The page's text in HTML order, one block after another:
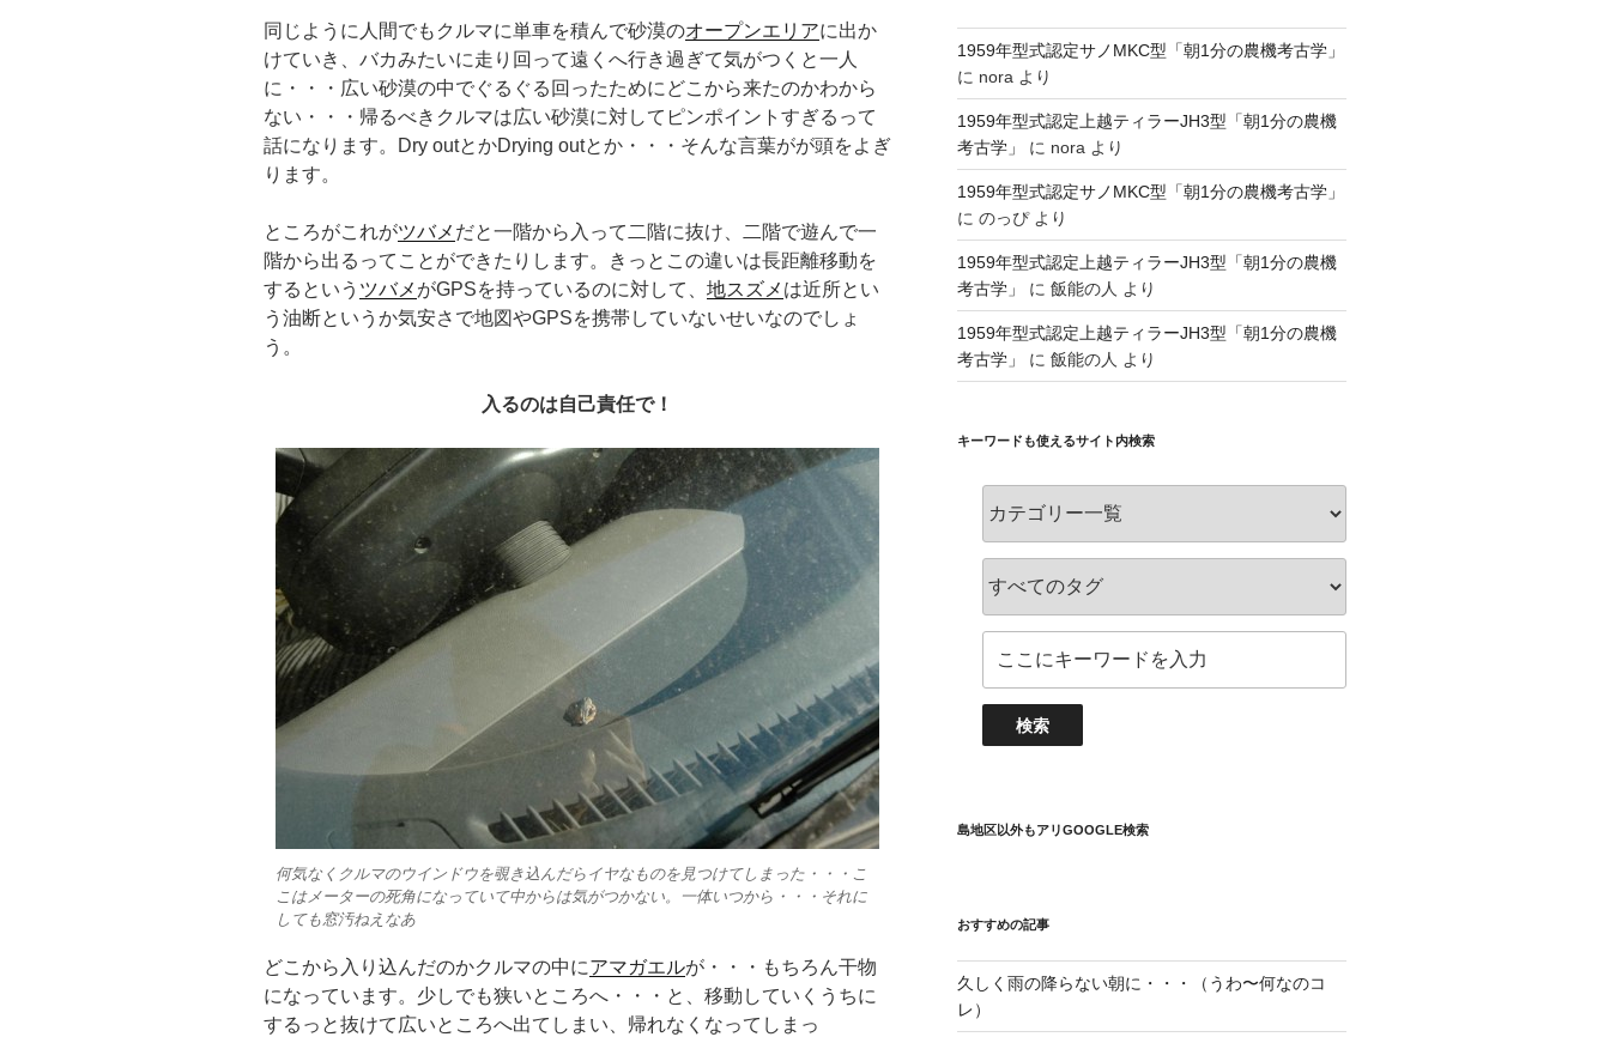
同じように人間でもクルマに単車を積んで砂漠のオープンエリアに出か
けていき、バカみたいに走り回って遠くへ行き過ぎて気がつくと一人
に・・・広い砂漠の中でぐるぐる回ったためにどこから来たのかわから
ない・・・帰るべきクルマは広い砂漠に対してピンポイントすぎるって
話になります。Dry outとかDrying outとか・・・そんな言葉がが頭をよぎ
ります。
ところがこれがツバメ だと一階から入って二階に抜け、二階で遊んで一
階から出るってことができたりします。きっとこの違いは長距離移動を
するという ツバメ がGPSを持っているのに対して、 地スズメ は近所とい
う油断というか気安さで地図やGPSを携帯していないせいなのでしょ
う。
入るのは自己責任で！
何気なくクルマのウインドウを覗き込んだらイヤなものを見つけてしまった・・・こ
こはメーターの死角になっていて中からは気がつかない。一体いつから・・・それに
しても窓汚ねえなあ
どこから入り込んだのかクルマの中にアマガエルが・・・もちろん干物
になっています。少しでも狭いところへ・・・と、移動していくうちに
するっと抜けて広いところへ出てしまい、帰れなくなってしまっ
1959年型式認定サノMKC型「朝1分の農機考古学」
に nora より
1959年型式認定上越ティラーJH3型「朝1分の農機
考古学」
に nora より
1959年型式認定サノMKC型「朝1分の農機考古学」
に のっぴより
1959年型式認定上越ティラーJH3型「朝1分の農機
考古学」
に 飯能の人 より
1959年型式認定上越ティラーJH3型「朝1分の農機
考古学」
に 飯能の人 より
キーワードも使えるサイト内検索
島地区以外もアリGOOGLE検索
おすすめの記事
久しく雨の降らない朝に・・・（うわ〜何なのコ
レ）